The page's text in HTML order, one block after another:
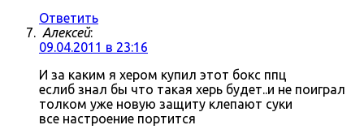
Ответить
Алексей:
09.04.2011 в 23:16
И за каким я хером купил этот бокс ппц
еслиб знал бы что такая херь будет..и не поиграл
толком уже новую защиту клепают суки
все настроение портится